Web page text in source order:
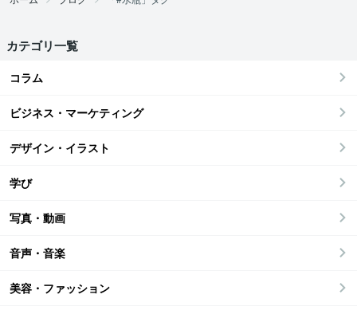
カテゴリ一覧
コラム
ビジネス・マーケティング
デザイン・イラスト
学び
写真・動画
音声・音楽
美容・ファッション